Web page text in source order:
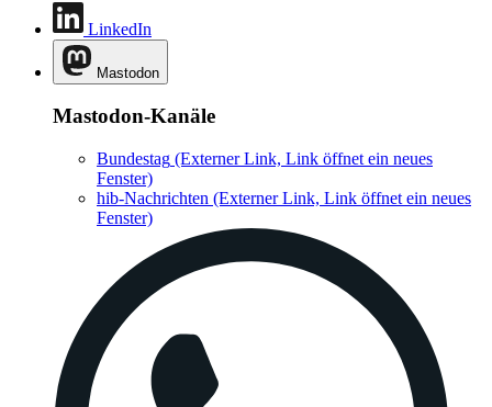
LinkedIn
Mastodon
Mastodon-Kanäle
Bundestag (Externer Link, Link öffnet ein neues
Fenster)
hib-Nachrichten (Externer Link, Link öffnet ein neues
Fenster)